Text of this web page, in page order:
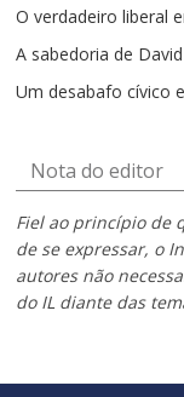
O verdadeiro liberal
A sabedoria de
Um desabafo cívico
Nota do editor
Fiel ao princípio de
de se expressar, o
autores não
do IL diante das